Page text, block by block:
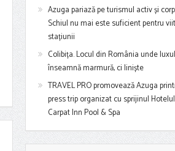
Azuga pariază pe turismul activ și
Schiul nu mai este suficient pentru
stațiunii
Colibița. Locul din România unde
înseamnă marmură, ci liniște
TRAVEL PRO promovează Azuga
press trip organizat cu sprijinul
Carpat Inn Pool & Spa